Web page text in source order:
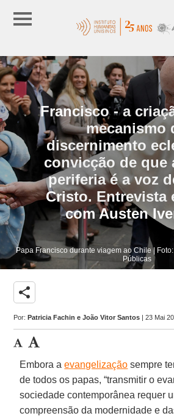
Francisco - a
mecanismo
discernimento
convicção de que
periferia é a voz
Cristo. Entrevista
com Austen
Papa Francisco durante viagem ao Chile |
Públicas
share
Por:Patricia Fachin e João Vitor Santos | 23 Mai
Embora aevangelização sempre
de todos os papas, “transmitir o
sociedade contemporânea requer
compreensão da modernidade e